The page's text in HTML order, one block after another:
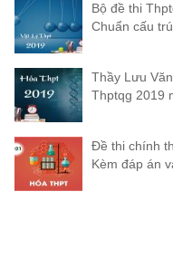
Bộ đề thi
Chuẩn cấu
Thầy Lưu
Thptqg 2019
Đề thi chính
Kèm đáp án